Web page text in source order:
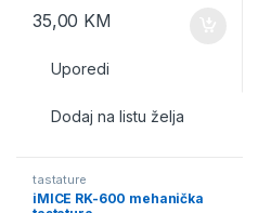
35,00 KM
Uporedi
Dodaj na listu želja
tastature
iMICE RK-600 mehanička